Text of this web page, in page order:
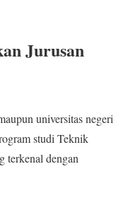
Jurusan
universitas negeri
studi Teknik
terkenal dengan